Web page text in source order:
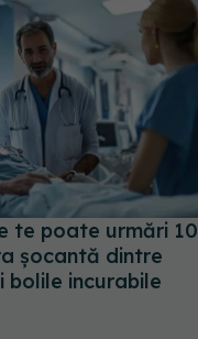
te poate urmări 10
șocantă dintre
bolile incurabile